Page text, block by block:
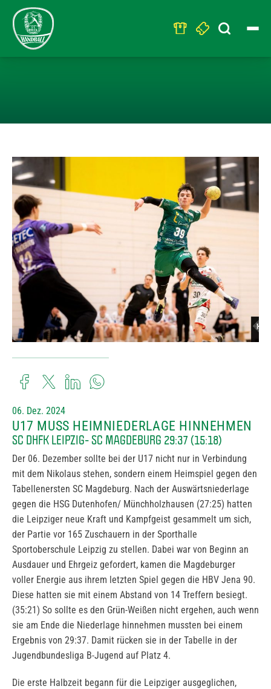
Search
for:
06. Dez. 2024
U17 MUSS HEIMNIEDERLAGE HINNEHMEN
SC DHFK LEIPZIG- SC MAGDEBURG 29:37 (15:18)
Der 06. Dezember sollte bei der U17 nicht nur in Verbindung
mit dem Nikolaus stehen, sondern einem Heimspiel gegen den
Tabellenersten SC Magdeburg. Nach der Auswärtsniederlage
gegen die HSG Dutenhofen/ Münchholzhausen (27:25) hatten
die Leipziger neue Kraft und Kampfgeist gesammelt um sich,
der Partie vor 165 Zuschauern in der Sporthalle
Sportoberschule Leipzig zu stellen. Dabei war von Beginn an
Ausdauer und Ehrgeiz gefordert, kamen die Magdeburger
voller Energie aus ihrem letzten Spiel gegen die HBV Jena 90.
Diese hatten sie mit einem Abstand von 14 Treffern besiegt.
(35:21) So sollte es den Grün-Weißen nicht ergehen, auch wenn
sie am Ende die Niederlage hinnehmen mussten bei einem
Ergebnis von 29:37. Damit rücken sie in der Tabelle in der
Jugendbundesliga B-Jugend auf Platz 4.
Die erste Halbzeit begann für die Leipziger ausgeglichen,